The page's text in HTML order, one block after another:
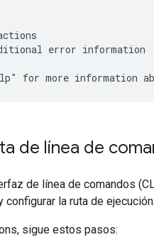
error information
de línea de
de línea de comandos
configurar la ruta de ejecución.
sigue estos pasos: